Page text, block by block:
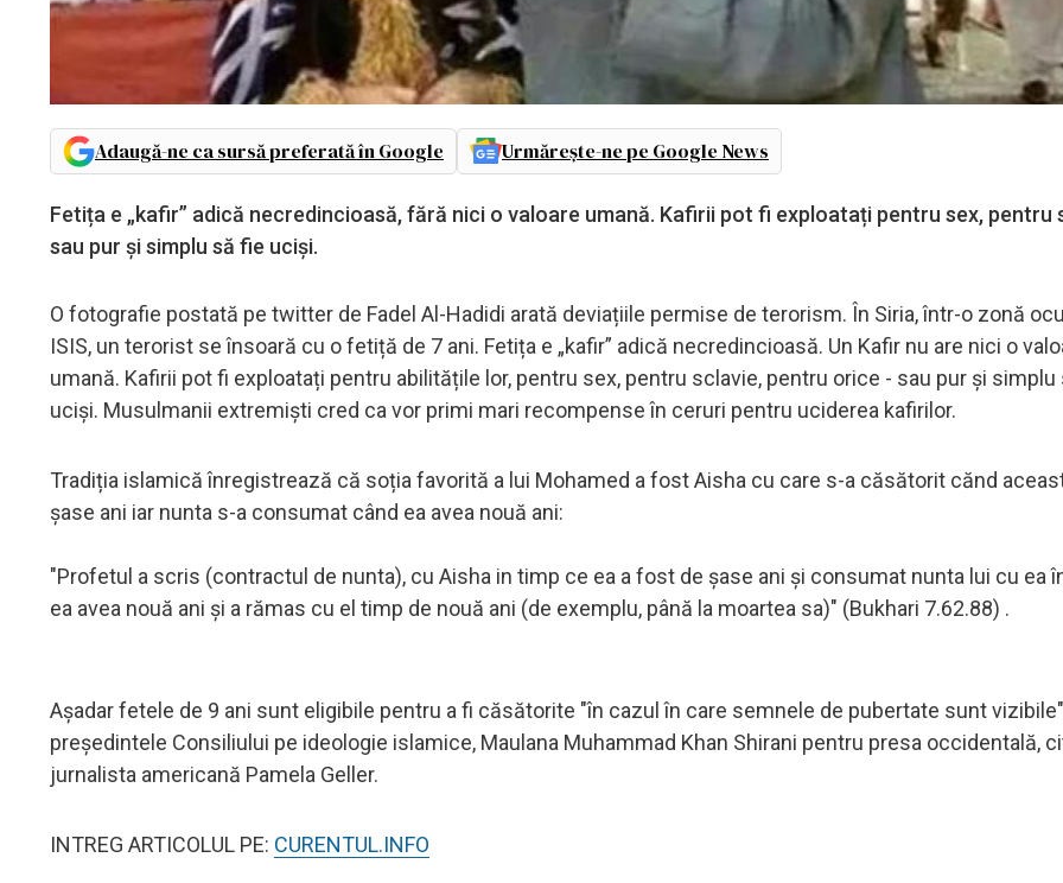
Adaugă-ne ca sursă preferată în Google Urmărește-ne pe Google News
Fetița e „kafir” adică necredincioasă, fără nici o valoare umană. Kafirii pot fi exploatați pentru sex, pentru
sau pur și simplu să fie uciși.
O fotografie postată pe twitter de Fadel Al-Hadidi arată deviațiile permise de terorism. În Siria, într-o zonă
ISIS, un terorist se însoară cu o fetiță de 7 ani. Fetița e „kafir” adică necredincioasă. Un Kafir nu are nici o
umană. Kafirii pot fi exploatați pentru abilitățile lor, pentru sex, pentru sclavie, pentru orice - sau pur și simplu
uciși. Musulmanii extremiști cred ca vor primi mari recompense în ceruri pentru uciderea kafirilor.
Tradiția islamică înregistrează că soția favorită a lui Mohamed a fost Aisha cu care s-a căsătorit cănd
șase ani iar nunta s-a consumat când ea avea nouă ani:
"Profetul a scris (contractul de nunta), cu Aisha in timp ce ea a fost de șase ani și consumat nunta lui cu ea
ea avea nouă ani și a rămas cu el timp de nouă ani (de exemplu, până la moartea sa)" (Bukhari 7.62.88) .
Așadar fetele de 9 ani sunt eligibile pentru a fi căsătorite "în cazul în care semnele de pubertate sunt
președintele Consiliului pe ideologie islamice, Maulana Muhammad Khan Shirani pentru presa occidentală,
jurnalista americană Pamela Geller.
INTREG ARTICOLUL PE: CURENTUL.INFO